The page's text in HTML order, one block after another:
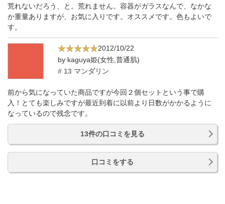
荒れないだろう、と。荒れません。容器がガラスなんで、なかな
か重量ありますが、お気に入りです。オススメです。色もよいで
す。
2012/10/22
by kaguya姫(女性,普通肌)
# 13 マンダリン
前から気になっていた商品ですが今回２個セットという事で購
入！とても楽しみですが最近到着に以前より日数がかかるように
なっているので残念です。
13件の口コミを見る
口コミをする